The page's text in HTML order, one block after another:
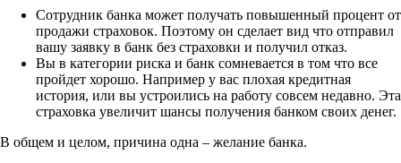
Сотрудник банка может получать повышенный процент от
продажи страховок. Поэтому он сделает вид что отправил
вашу заявку в банк без страховки и получил отказ.
Вы в категории риска и банк сомневается в том что все
пройдет хорошо. Например у вас плохая кредитная
история, или вы устроились на работу совсем недавно. Эта
страховка увеличит шансы получения банком своих денег.
В общем и целом, причина одна – желание банка.